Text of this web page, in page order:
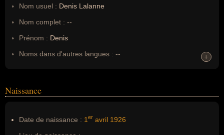
Nom usuel : Denis Lalanne
Nom complet : --
Prénom : Denis
Noms dans d'autres langues : --
Nom de famille :Lalanne
+
+
Naissance
Date de naissance : 1 er avril 1926